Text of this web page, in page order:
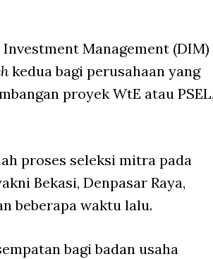
Management (DIM)
kedua bagi perusahaan yang
proyek WtE atau PSEL,
proses seleksi mitra pada
Bekasi, Denpasar Raya,
beberapa waktu lalu.
bagi badan usaha